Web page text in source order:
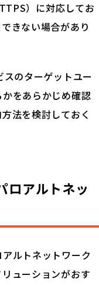
）に対応してお
きない場合があり
のターゲットユー
をあらかじめ確認
法を検討しておく
ロアルトネッ
ルトネットワーク
ューションがおす